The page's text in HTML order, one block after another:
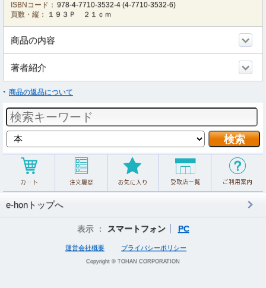
ISBNコード： 978-4-7710-3532-4 (4-7710-3532-6)
頁数・縦：
１９３Ｐ ２１ｃｍ
商品の内容
著者紹介
商品の返品について
e-honトップへ
表示 ： スマートフォン PC
運営会社概要 プライバシーポリシー
Copyright © TOHAN CORPORATION